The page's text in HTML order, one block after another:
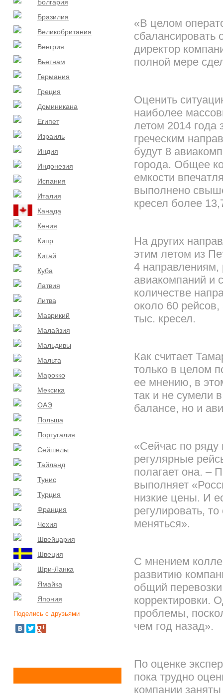
Болгария
Бразилия
Великобритания
Венгрия
Вьетнам
Германия
Греция
Доминикана
Египет
Израиль
Индия
Индонезия
Испания
Италия
Канада
Кения
Кипр
Китай
Куба
Латвия
Литва
Маврикий
Малайзия
Мальдивы
Мальта
Марокко
Мексика
ОАЭ
Польша
Португалия
Сейшелы
Тайланд
Тунис
Турция
Франция
Чехия
Швейцария
Швеция
Шри-Ланка
Ямайка
Япония
Поделись с друзьями
«В целом
сбалансировать
директор
полной мере
Оценить
наиболее
летом 2014 года
греческим
будут 8
города. Общее
емкости
выполнено
кресел более
На других
этим летом из
4 направлениям,
авиакомпаний и
количестве
около 60
тыс. кресел.
Как считает
только в целом
ее мнению, в
так и не сумели
балансе, но и
«Сейчас по ряду
регулярные
полагает она. –
выполняет
низкие цены. И
регулировать,
меняться».
С мнением
развитию
общий
корректировки.
проблемы,
чем год назад».
По оценке
пока трудно
компании